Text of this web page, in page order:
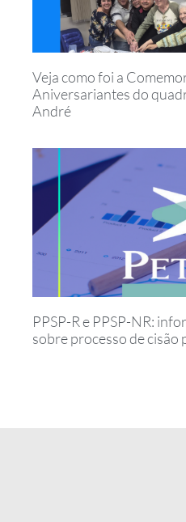
Veja como foi a
Aniversariantes do
André
PPSP-R e PPSP-NR:
sobre processo de cisão